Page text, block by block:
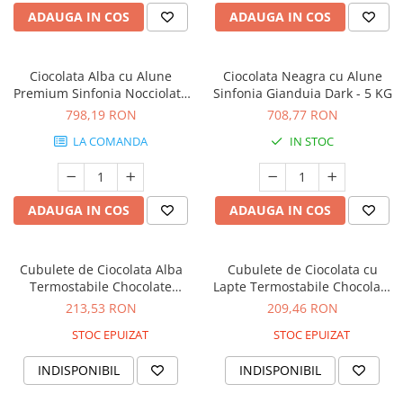
ADAUGA IN COS ADAUGA IN COS
Ciocolata Alba cu Alune
Premium Sinfonia Nocciolata
Bianco - 5 kg
798,19 RON
LA COMANDA
ADAUGA IN COS
Ciocolata Neagra cu Alune
Sinfonia Gianduia Dark - 5 KG
708,77 RON
IN STOC
ADAUGA IN COS
Cubulete de Ciocolata Alba
Termostabile Chocolate
Chunks - 2.5KG
213,53 RON
STOC EPUIZAT
INDISPONIBIL
Cubulete de Ciocolata cu
Lapte Termostabile Chocolate
Chunks - 2.5KG
209,46 RON
STOC EPUIZAT
INDISPONIBIL